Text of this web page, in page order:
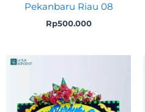
Pekanbaru Riau 08
Rp500.000